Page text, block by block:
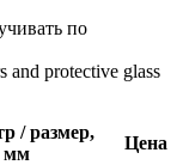
по
protective glass
/ размер,
мм
Цена